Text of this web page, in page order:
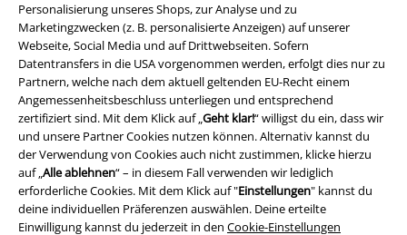
Personalisierung unseres Shops, zur Analyse und zu
Marketingzwecken (z. B. personalisierte Anzeigen) auf unserer
Webseite, Social Media und auf Drittwebseiten. Sofern
Datentransfers in die USA vorgenommen werden, erfolgt dies nur zu
Partnern, welche nach dem aktuell geltenden EU-Recht einem
Angemessenheitsbeschluss unterliegen und entsprechend
zertifiziert sind. Mit dem Klick auf „Geht klar!“ willigst du ein, dass wir
und unsere Partner Cookies nutzen können. Alternativ kannst du
der Verwendung von Cookies auch nicht zustimmen, klicke hierzu
auf „Alle ablehnen“ – in diesem Fall verwenden wir lediglich
erforderliche Cookies. Mit dem Klick auf "Einstellungen" kannst du
deine individuellen Präferenzen auswählen. Deine erteilte
Einwilligung kannst du jederzeit in den Cookie-Einstellungen
A Warner Music Group Company